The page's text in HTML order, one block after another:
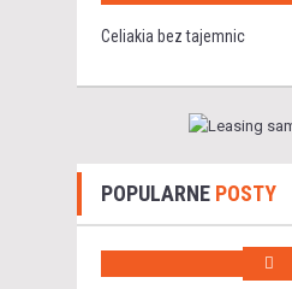
Celiakia bez tajemnic
POPULARNE POSTY